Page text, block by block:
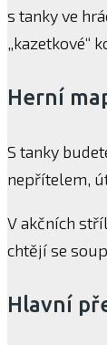
s tanky ve
„kazetkové“
Herní
S tanky
nepřítelem,
V akčních
chtějí se
Hlavní